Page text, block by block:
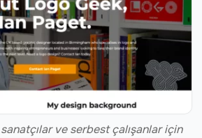
ve serbest çalışanlar için